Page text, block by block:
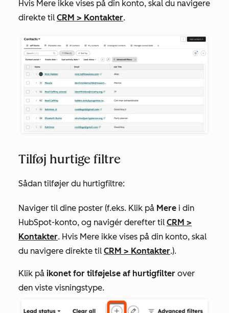
Hvis Mere ikke vises på din konto, skal du navigere
direkte til CRM > Kontakter.
Tilføj hurtige filtre
Sådan tilføjer du hurtigfiltre:
Naviger til dine poster (f.eks. Klik på Mere i din
HubSpot-konto, og navigér derefter til CRM >
Kontakter. Hvis Mere ikke vises på din konto, skal
du navigere direkte til CRM > Kontakter.).
Klik på ikonet for tilføjelse af hurtigfilter over
den viste visningstype.